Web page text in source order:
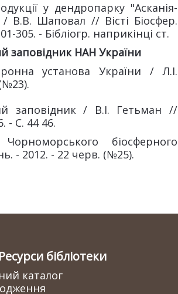
у дендропарку "Асканія-
В.В. Шаповал // Вісті Біосфер.
305. - Бібліогр. наприкінці ст.
заповідник НАН України
установа України / Л.І.
заповідник / В.І. Гетьман //
- С. 44 46.
біосферного
- 2012. - 22 черв. (№25).
Ресурси бібліотеки
каталог